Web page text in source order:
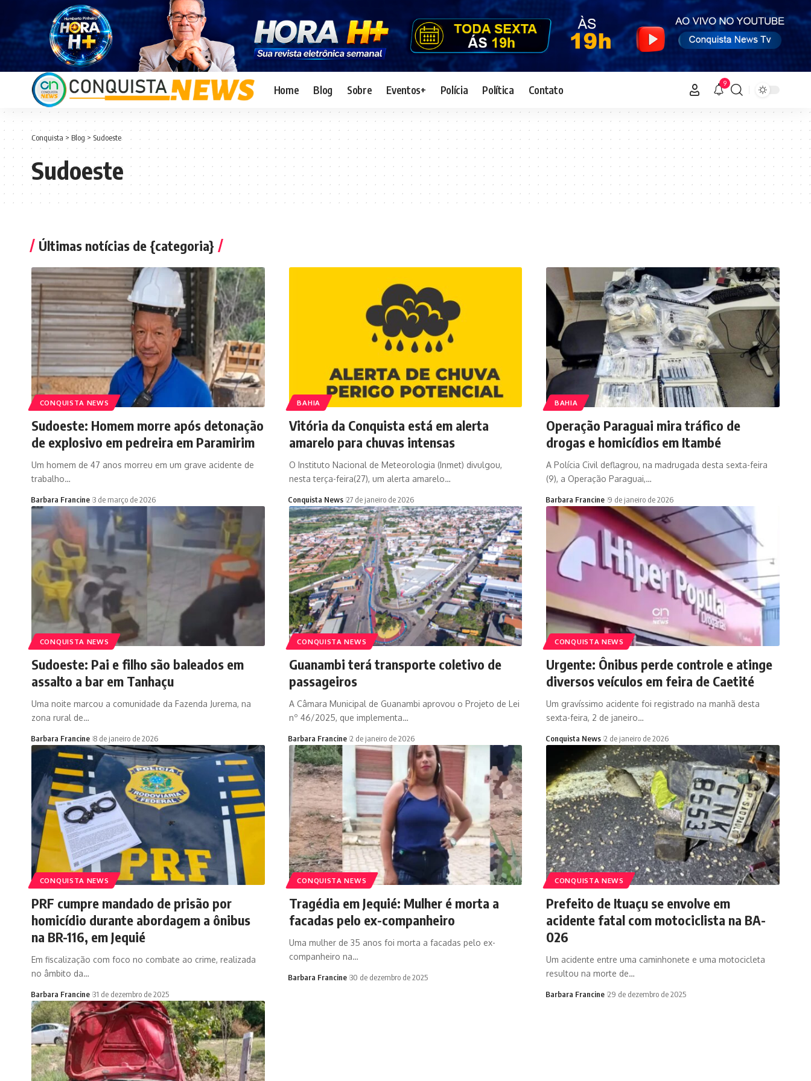
Home Blog Sobre Eventos+ Polícia Política Contato 9
Conquista > Blog> Sudoeste
Sudoeste
Últimas notícias de {categoria}
CONQUISTA NEWS
Sudoeste: Homem morre após detonação
de explosivo em pedreira em Paramirim
Um homem de 47 anos morreu em um grave acidente de
trabalho…
Barbara Francine 3 de março de 2026
BAHIA
Vitória da Conquista está em alerta
amarelo para chuvas intensas
O Instituto Nacional de Meteorologia (Inmet) divulgou,
nesta terça-feira(27), um alerta amarelo…
Conquista News 27 de janeiro de 2026
BAHIA
Operação Paraguai mira tráfico de
drogas e homicídios em Itambé
A Polícia Civil deflagrou, na madrugada desta sexta-feira
(9), a Operação Paraguai,…
Barbara Francine 9 de janeiro de 2026
CONQUISTA NEWS
Sudoeste: Pai e filho são baleados em
assalto a bar em Tanhaçu
Uma noite marcou a comunidade da Fazenda Jurema, na
zona rural de…
Barbara Francine 8 de janeiro de 2026
CONQUISTA NEWS
Guanambi terá transporte coletivo de
passageiros
A Câmara Municipal de Guanambi aprovou o Projeto de Lei
nº 46/2025, que implementa…
Barbara Francine 2 de janeiro de 2026
CONQUISTA NEWS
Urgente: Ônibus perde controle e atinge
diversos veículos em feira de Caetité
Um gravíssimo acidente foi registrado na manhã desta
sexta-feira, 2 de janeiro…
Conquista News 2 de janeiro de 2026
CONQUISTA NEWS
PRF cumpre mandado de prisão por
homicídio durante abordagem a ônibus
na BR-116, em Jequié
Em fiscalização com foco no combate ao crime, realizada
no âmbito da…
Barbara Francine 31 de dezembro de 2025
CONQUISTA NEWS
Tragédia em Jequié: Mulher é morta a
facadas pelo ex-companheiro
Uma mulher de 35 anos foi morta a facadas pelo ex-
companheiro na…
Barbara Francine 30 de dezembro de 2025
CONQUISTA NEWS
Prefeito de Ituaçu se envolve em
acidente fatal com motociclista na BA-
026
Um acidente entre uma caminhonete e uma motocicleta
resultou na morte de…
Barbara Francine 29 de dezembro de 2025